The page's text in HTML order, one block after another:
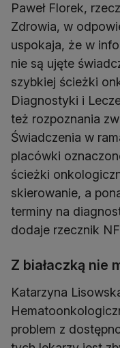
Paweł Florek,
Zdrowia, w
uspokaja, że w
nie są ujęte
szybkiej ścieżki
Diagnostyki i
też rozpoznania
Świadczenia w
placówki
ścieżki
skierowanie, a
terminy na
dodaje rzecznik
Z białaczką nie
Katarzyna
problem z